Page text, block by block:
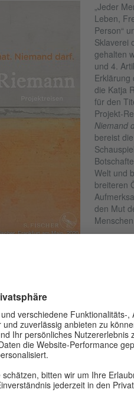
Frankfurt am Main, 2020
„Jeder
Leben,
Person“
Sklaverei
gehalten
und 4.
Erklärung
die Katja
für den
Projekt-
Niemand
bereist
Welt und
breiteren
den Mut
junger Mädchen in der
gibt?), Mädchen-
von verlassenen, in Heimen
Vergewaltigungsopfern in
Nepal. Durch die fesselnde,
Erlebnissen, lebendigen
und historisch-politischen
zugleich. Statt
Pathos setzt sie Humor ein, statt
spricht sie vom
möglich sind. Zutiefst
ihr Buch, unheimlich warm und